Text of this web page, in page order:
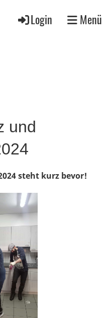
Login Menü
und
steht kurz bevor!